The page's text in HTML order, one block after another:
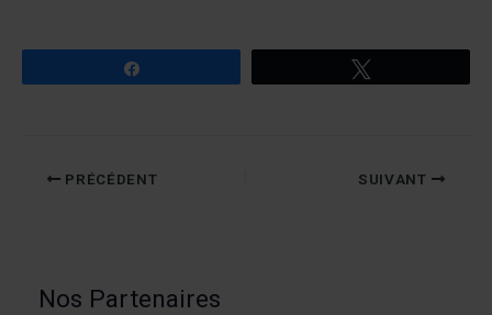
PRÉCÉDENT SUIVANT
Nos Partenaires